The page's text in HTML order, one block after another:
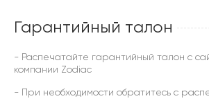
Гарантийный талон
- Распечатайте гарантийный талон с
компании Zodiac
- При необходимости обратитесь с